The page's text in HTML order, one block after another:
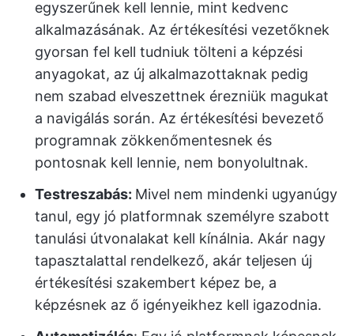
egyszerűnek kell lennie, mint kedvenc
alkalmazásának. Az értékesítési vezetőknek
gyorsan fel kell tudniuk tölteni a képzési
anyagokat, az új alkalmazottaknak pedig
nem szabad elveszettnek érezniük magukat
a navigálás során. Az értékesítési bevezető
programnak zökkenőmentesnek és
pontosnak kell lennie, nem bonyolultnak.
Testreszabás: Mivel nem mindenki ugyanúgy
tanul, egy jó platformnak személyre szabott
tanulási útvonalakat kell kínálnia. Akár nagy
tapasztalattal rendelkező, akár teljesen új
értékesítési szakembert képez be, a
képzésnek az ő igényeikhez kell igazodnia.